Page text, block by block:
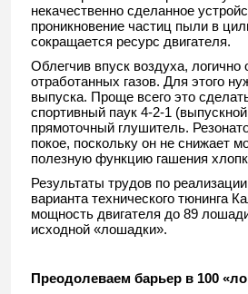
некачественно сделанное
проникновение частиц пыли в
сокращается ресурс двигателя.
Облегчив впуск воздуха, логично
отработанных газов. Для этого
выпуска. Проще всего это
спортивный паук 4-2-1
прямоточный глушитель.
покое, поскольку он не снижает
полезную функцию гашения
Результаты трудов по
варианта технического тюнинга
мощность двигателя до 89
исходной «лошадки».
Преодолеваем барьер в 100